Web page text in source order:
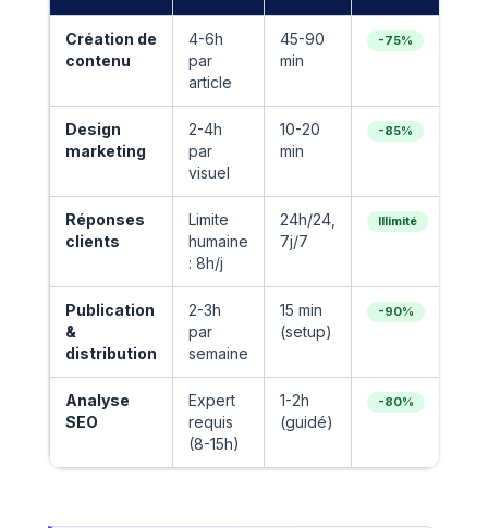
Création de
contenu
4-6h
par
article
45-90
min
-75%
Design
marketing
2-4h
par
visuel
10-20
min
-85%
Réponses
clients
Limite
humaine
: 8h/j
24h/24,
7j/7
Illimité
Publication
&
distribution
2-3h
par
semaine
15 min
(setup)
-90%
Analyse
SEO
Expert
requis
(8-15h)
1-2h
(guidé)
-80%